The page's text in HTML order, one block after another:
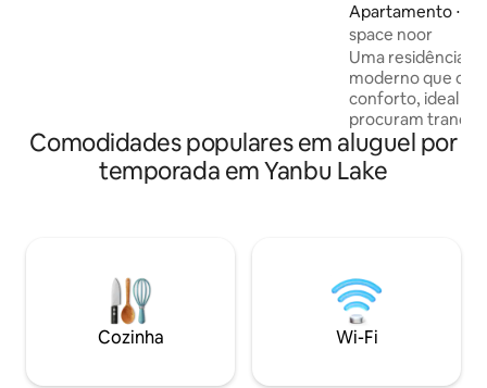
saudita com café árabe instantâneo e
tâmaras locais. Wi-Fi de alta velocidade
incluído para mantê-lo conectado.
Desejamos a você uma estadia
Apartamento ⋅
space noor
Uma residência
moderno que
conforto, ideal
procuram
Inclui uma
quarto
luxo e um canto
Internet de
Estacionamento
polegadas com Netflix. -
blackout para
Comodidades populares em aluguel por
temporada em Yanbu Lake
Cozinha Wi-Fi